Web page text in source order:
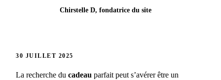
Chirstelle D, fondatrice du site
30 JUILLET 2025
La recherche du cadeau parfait peut s’avérer être un